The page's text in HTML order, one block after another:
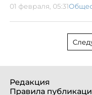
01 февраля, 05:31
Редакция
Правила